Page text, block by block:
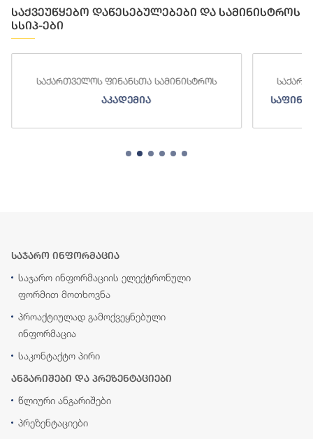
საქვეუწყებო დაწესებულებები და სამინისტროს
სსიპ-ები
საქართველოს ფინანსთა სამინისტროს
აკადემია
საჯარო ინფორმაცია
საჯარო ინფორმაციის ელექტრონული
ფორმით მოთხოვნა
პროაქტიულად გამოქვეყნებული
ინფორმაცია
საკონტაქტო პირი
ანგარიშები და პრეზენტაციები
წლიური ანგარიშები
პრეზენტაციები